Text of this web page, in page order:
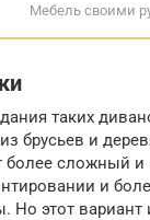
Мебель своими
таких
брусьев и
сложный и
и
Но этот